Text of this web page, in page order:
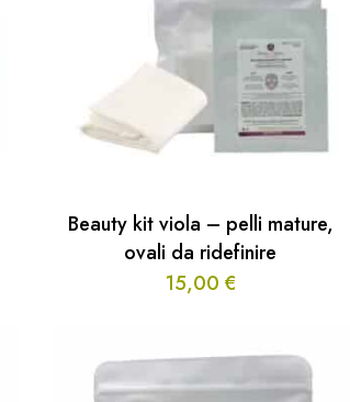
Beauty kit viola – pelli mature,
ovali da ridefinire
15,00 €